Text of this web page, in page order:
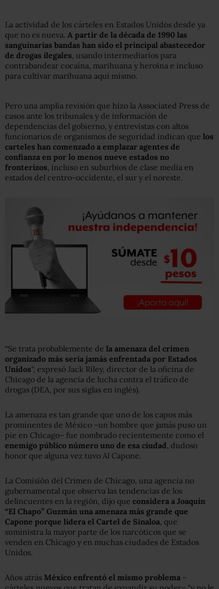
La actividad de los cárteles en Estados Unidos desde ya
que no es nueva. A partir de la década de 1990 las
sanguinarias bandas han sido el principal abastecedor
de drogas ilegales, usando intermediarios para
contrabandear cocaína, marihuana y heroína e incluso
para cultivar marihuana aquí mismo.
Pero una amplia revisión que hizo la Associated Press de
casos ante los tribunales y de información de
dependencias del gobierno, y entrevistas con altos
funcionarios de organismos de seguridad indican que los
carteles han comenzado a emplazar agentes de
confianza en por lo menos nueve estados no
fronterizos, incluso en suburbios de clase media en
estados del centro-occidente, el sur y el noreste.
“Se trata probablemente de la amenaza del crimen
organizado más seria jamás enfrentada por Estados
Unidos“, expresó Jack Riley, director de la oficina de
Chicago de la agencia de lucha contra el tráfico de
drogas (DEA, por sus siglas en inglés).
La amenaza es tan grande que uno de los capos más
prominentes de México –un hombre que jamás puso un
pie en Chicago– fue nombrado recientemente como el
enemigo público número uno de esa ciudad , dudoso
honor que alguna vez tuvo Al Capone.
La Comisión del Crimen de Chicago, una agencia no
gubernamental que observa las tendencias de los
delincuentes en la región, dijo que considera a Joaquín
“El Chapo” Guzmán una amenaza más grande que
Capone porque lidera el Cartel de Sinaloa , que
suministra la mayor parte de los narcóticos que se
venden en Chicago y en muchas ciudades de Estados
Unidos.
Años atrás México enfrentó el mismo problema –